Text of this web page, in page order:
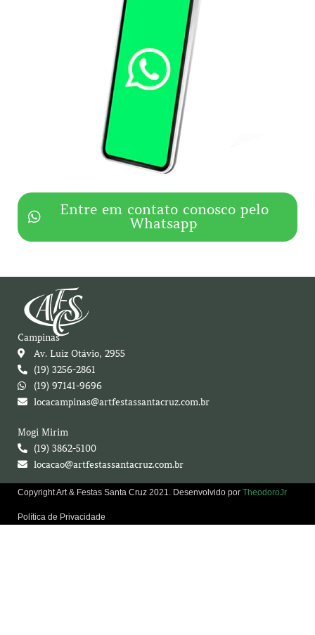
Entre em contato conosco pelo
Whatsapp
Campinas
Av. Luiz Otávio, 2955
(19) 3256-2861
(19) 97141-9696
locacampinas@artfestassantacruz.com.br
Mogi Mirim
(19) 3862-5100
locacao@artfestassantacruz.com.br
Copyright Art & Festas Santa Cruz 2021. Desenvolvido por TheodoroJr
Política de Privacidade